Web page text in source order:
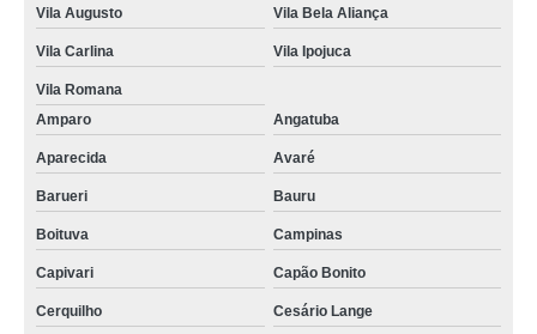
Vila Augusto Vila Bela Aliança
Vila Carlina Vila Ipojuca
Vila Romana
Amparo
Angatuba
Aparecida Avaré
Barueri Bauru
Boituva Campinas
Capivari Capão Bonito
Cerquilho Cesário Lange